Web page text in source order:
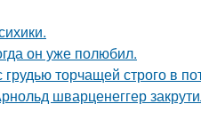
он уже полюбил.
торчащей строго в
шварценеггер